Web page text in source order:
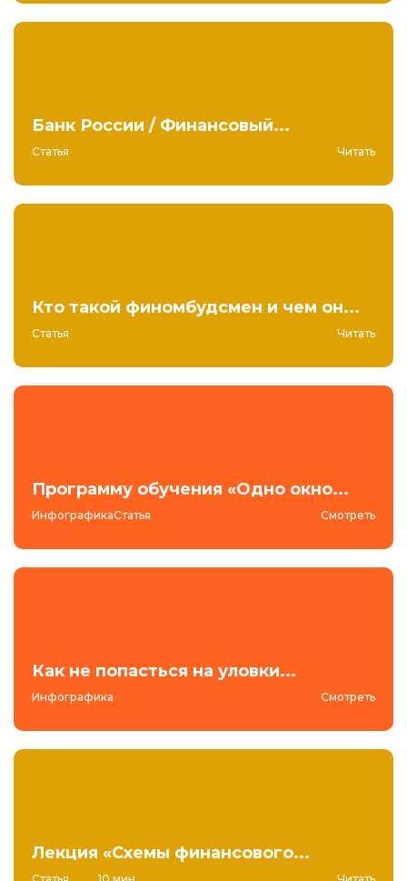
Банк России / Финансовый...
Статья Читать
Кто такой финомбудсмен и чем он...
Статья Читать
Программу обучения «Одно окно...
ИнфографикаСтатья Смотреть
Как не попасться на уловки...
Инфографика Смотреть
Лекция «Схемы финансового...